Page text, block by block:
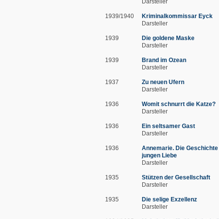
1939/1940
Kriminalkommissar Eyck
Darsteller
1939
Die goldene Maske
Darsteller
1939
Brand im Ozean
Darsteller
1937
Zu neuen Ufern
Darsteller
1936
Womit schnurrt die Katze?
Darsteller
1936
Ein seltsamer Gast
Darsteller
1936
Annemarie. Die
jungen Liebe
Darsteller
1935
Stützen der Gesellschaft
Darsteller
1935
Die selige Exzellenz
Darsteller